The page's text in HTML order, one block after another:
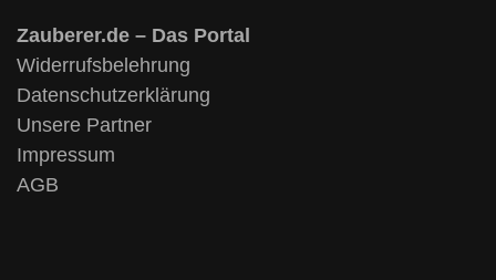
Zauberer.de – Das Portal
Widerrufsbelehrung
Datenschutzerklärung
Unsere Partner
Impressum
AGB